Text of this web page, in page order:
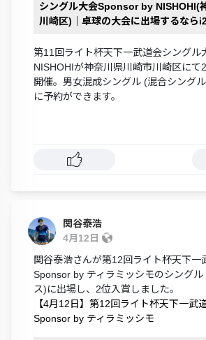
シングル大会Sponsor by NISHOHI(
川崎区)｜卓球の大会に出場するなら
第11回ライト杯天下一武道会シングル
NISHOHIが神奈川県川崎市川崎区にて
開催。男女混成シングル (混合シング
に予約ができます。
関谷泰浩
4月12日
関谷泰浩さんが第12回ライト杯天下一
Sponsor by ティラミッシモのシング
ス)に出場し、2位入賞しました。
【4月12日】第12回ライト杯天下一武
Sponsor by ティラミッシモ